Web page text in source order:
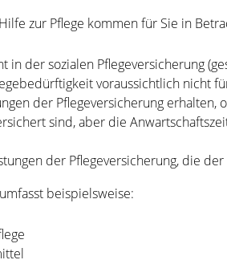
zur Pflege kommen für Sie in
in der sozialen Pflegeversicherung
voraussichtlich nicht
der Pflegeversicherung erhalten,
sind, aber die
der Pflegeversicherung, die
beispielsweise: